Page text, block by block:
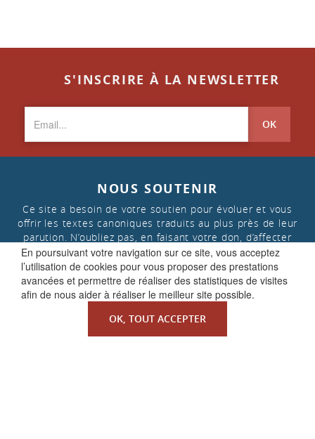
En poursuivant votre navigation sur ce site, vous acceptez
l’utilisation de cookies pour vous proposer des prestations
avancées et permettre de réaliser des statistiques de visites
afin de nous aider à réaliser le meilleur site possible.
OK, TOUT ACCEPTER
S'INSCRIRE À LA NEWSLETTER
OK
NOUS SOUTENIR
Ce site a besoin de votre soutien pour évoluer et vous
offrir les textes canoniques traduits au plus près de leur
parution. N’oubliez pas, en faisant votre don, d’affecter
celui-ci aux « projets de la Faculté de Droit canonique »
FAIRE UN DON